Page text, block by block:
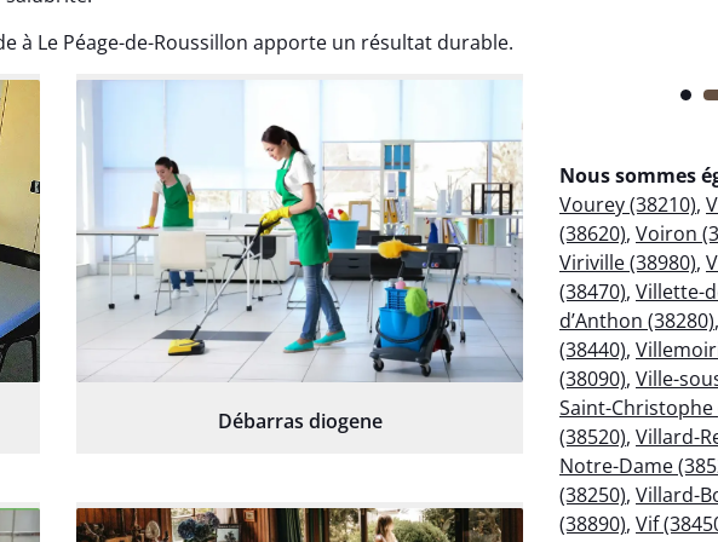
à Le Péage-de-Roussillon apporte un résultat durable.
Débarras diogene
Nous sommes
Vourey (38210),
(38620), Voiron
Viriville (38980),
(38470), Villette-
d’Anthon (38280),
(38440),
(38090), Ville-
Saint-Christophe
(38520), Villard-
Notre-Dame
(38250), Villard-
(38890), Vif